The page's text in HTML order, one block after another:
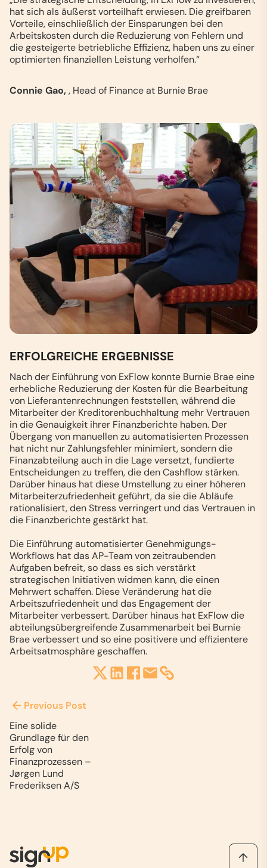
hat sich als äußerst vorteilhaft erwiesen. Die greifbaren
Vorteile, einschließlich der Einsparungen bei den
Arbeitskosten durch die Reduzierung von Fehlern und
die gesteigerte betriebliche Effizienz, haben uns zu einer
optimierten finanziellen Leistung verholfen.“
Connie Gao,, Head of Finance at Burnie Brae
ERFOLGREICHE ERGEBNISSE
Nach der Einführung von ExFlow konnte Burnie Brae eine
erhebliche Reduzierung der Kosten für die Bearbeitung
von Lieferantenrechnungen feststellen, während die
Mitarbeiter der Kreditorenbuchhaltung mehr Vertrauen
in die Genauigkeit ihrer Finanzberichte haben. Der
Übergang von manuellen zu automatisierten Prozessen
hat nicht nur Zahlungsfehler minimiert, sondern die
Finanzabteilung auch in die Lage versetzt, fundierte
Entscheidungen zu treffen, die den Cashflow stärken.
Darüber hinaus hat diese Umstellung zu einer höheren
Mitarbeiterzufriedenheit geführt, da sie die Abläufe
rationalisiert, den Stress verringert und das Vertrauen in
die Finanzberichte gestärkt hat.
Die Einführung automatisierter Genehmigungs-
Workflows hat das AP-Team von zeitraubenden
Aufgaben befreit, so dass es sich verstärkt
strategischen Initiativen widmen kann, die einen
Mehrwert schaffen. Diese Veränderung hat die
Arbeitszufriedenheit und das Engagement der
Mitarbeiter verbessert. Darüber hinaus hat ExFlow die
abteilungsübergreifende Zusammenarbeit bei Burnie
Brae verbessert und so eine positivere und effizientere
Arbeitsatmosphäre geschaffen.
Previous Post
Eine solide
Grundlage für den
Erfolg von
Finanzprozessen –
Jørgen Lund
Frederiksen A/S